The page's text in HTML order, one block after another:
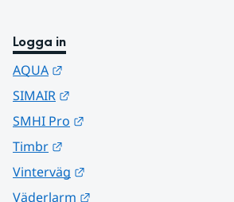
Logga in
AQUA
SIMAIR
SMHI Pro
Timbr
Vinterväg
Väderlarm